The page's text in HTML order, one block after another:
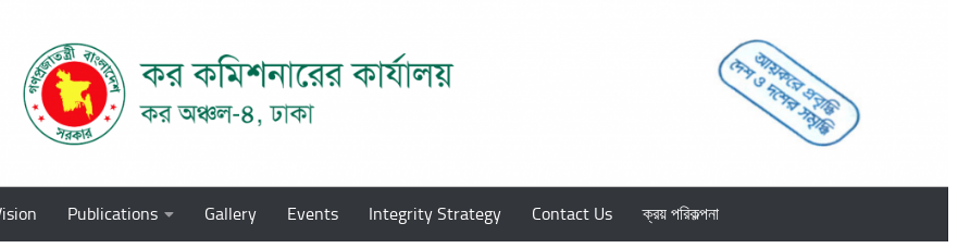
Publications Gallery Events Integrity Strategy Contact Us ক্রয় পরিকল্পনা